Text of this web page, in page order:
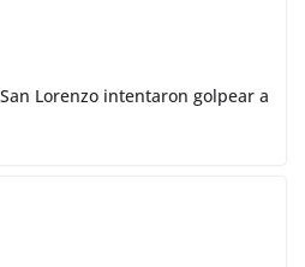
Lorenzo intentaron golpear a